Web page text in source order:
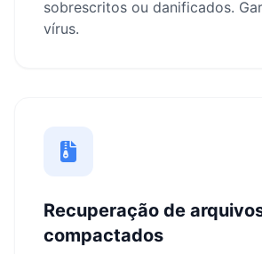
sobrescritos ou danificados.
vírus.
Recuperação de
compactados